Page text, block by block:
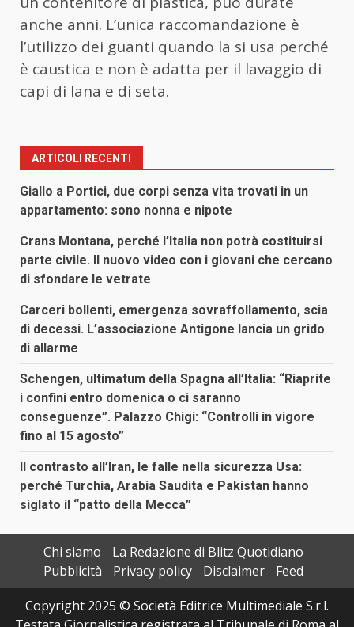
anche anni. L’unica raccomandazione è
l’utilizzo dei guanti quando la si usa perché
è caustica e non è adatta per il lavaggio di
capi di lana e di seta.
ARTICOLI RECENTI
Giallo a Portici, due corpi senza vita trovati in un
appartamento: sono nonna e nipote
Crans Montana, perché l’Italia non potrà costituirsi
parte civile. Il nuovo video con i giovani che cercano
di sfondare le vetrate
Carceri bollenti, emergenza sovraffollamento, scia
di decessi. L’associazione Antigone lancia un grido
di allarme
Schengen, ultimatum della Spagna all’Italia: “Riaprite
i confini entro domenica o ci saranno
conseguenze”. Palazzo Chigi: “Controlli in vigore
fino al 15 agosto”
Il contrasto all’Iran, le falle nella sicurezza Usa:
perché Turchia, Arabia Saudita e Pakistan hanno
siglato il “patto della Mecca”
Chi siamo
La Redazione di Blitz Quotidiano
Pubblicità
Privacy policy Disclaimer
Feed
Copyright 2025 © Società Editrice Multimediale S.r.l.